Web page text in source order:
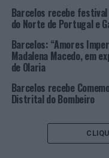
adversos provocados/
Além disso, visa
com mais de 65 anos,
adversos e promover
de emergência. Para
facilitará a
Barcelos recebe
do Norte de Portugal e
Barcelos: “Amores
Madalena Macedo, em
de Olaria
Barcelos recebe
Distrital do Bombeiro